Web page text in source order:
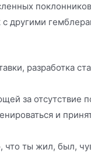
другими
разработка
за отсутствие
и
что ты жил, был,